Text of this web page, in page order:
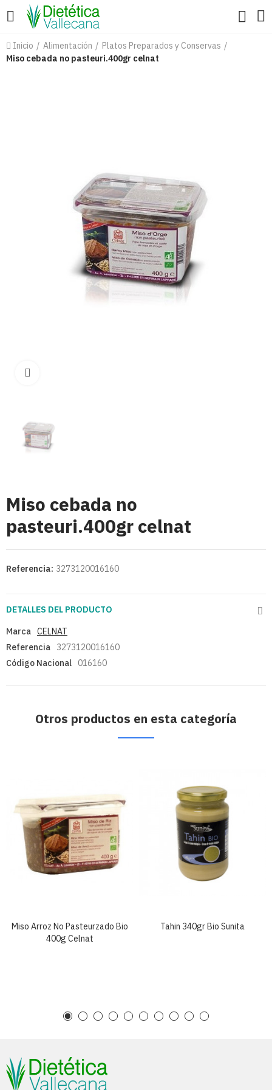
Inicio Alimentación
Platos Preparados y Conservas
Miso cebada no pasteuri.400gr celnat
Miso cebada no
pasteuri.400gr celnat
Referencia: 3273120016160
DETALLES DEL PRODUCTO
Marca CELNAT
Referencia
3273120016160
Código Nacional
016160
Otros productos en esta categoría
Miso Arroz No Pasteurzado Bio
400g Celnat
Tahin 340gr Bio Sunita